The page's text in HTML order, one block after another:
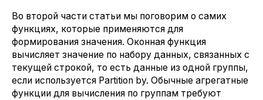
Во второй части статьи мы поговорим о самих
функциях, которые применяются для
формирования значения. Оконная функция
вычисляет значение по набору данных, связанных с
текущей строкой, то есть данные из одной группы,
если используется Partition by. Обычные агрегатные
функции для вычисления по группам требуют